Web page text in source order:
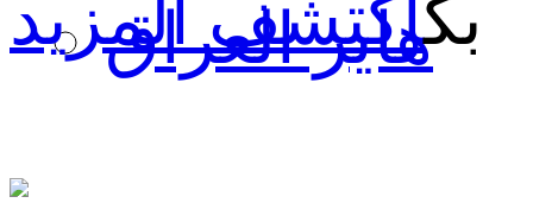
هاير العراقبكاكتشف المزيد